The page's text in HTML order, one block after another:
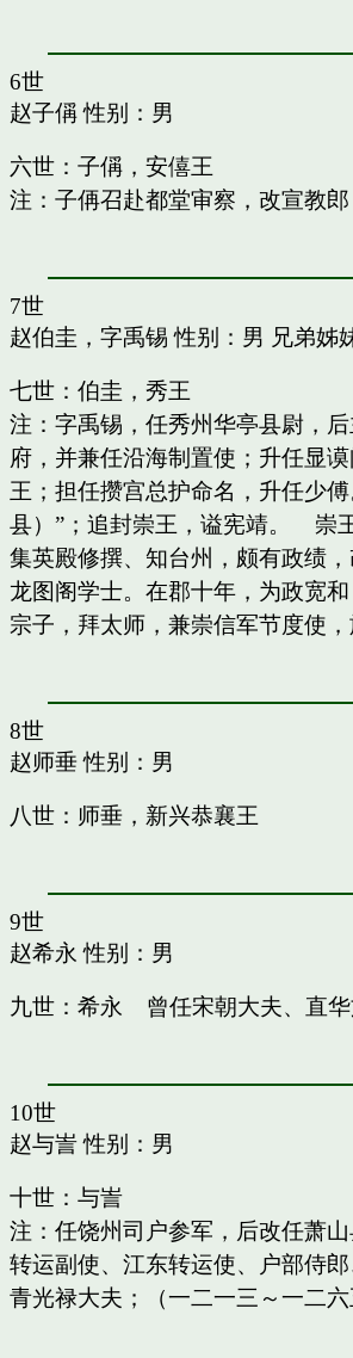
6世
赵子偁性别：男
六世：子偁，安僖王
注：子侢召赴都堂审察，改宣教
7世
赵伯圭，字禹锡 性别：男 兄弟姊
七世：伯圭，秀王
注：字禹锡，任秀州华亭县尉，
府，并兼任沿海制置使；升任显
王；担任攒宫总护命名，升任少
县）”；追封崇王，谥宪靖。 崇
集英殿修撰、知台州，颇有政绩
龙图阁学士。在郡十年，为政宽
宗子，拜太师，兼崇信军节度使
8世
赵师垂性别：男
八世：师垂，新兴恭襄王
9世
赵希永 性别：男
九世：希永 曾任宋朝大夫、直华
10世
赵与訔性别：男
十世：与訔
注：任饶州司户参军，后改任萧
转运副使、江东转运使、户部侍
青光禄大夫；（一二一三～一二